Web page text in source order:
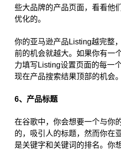
些大品牌的产品页面，看看他
优化的。
你的亚马逊产品Listing越完整
前的机会就越大。如果你有一
力填写Listing设置页面的每一
现在产品搜索结果顶部的机会。
6、产品标题
在谷歌中，你会想要一个与你
的，吸引人的标题，然而你在
是关键字和关键词的排名。你